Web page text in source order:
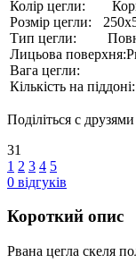
Колір цегли:
Розмір цегли:
Тип цегли:
Лицьова поверхня:
Вага цегли:
Кількість на піддоні:
Поділіться с друзями
31
1 2 3 4 5
0 відгуків
Короткий опис
Рвана цегла скеля